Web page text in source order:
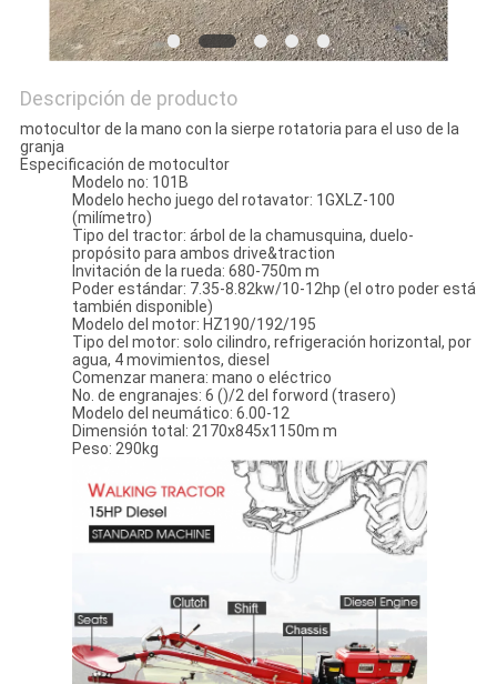
Descripción de producto
motocultor de la mano con la sierpe rotatoria para el uso de la
granja
Especificación de motocultor
Modelo no: 101B
Modelo hecho juego del rotavator: 1GXLZ-100
(milímetro)
Tipo del tractor: árbol de la chamusquina, duelo-
propósito para ambos drive&traction
Invitación de la rueda: 680-750m m
Poder estándar: 7.35-8.82kw/10-12hp (el otro poder está
también disponible)
Modelo del motor: HZ190/192/195
Tipo del motor: solo cilindro, refrigeración horizontal, por
agua, 4 movimientos, diesel
Comenzar manera: mano o eléctrico
No. de engranajes: 6 ()/2 del forword (trasero)
Modelo del neumático: 6.00-12
Dimensión total: 2170x845x1150m m
Peso: 290kg